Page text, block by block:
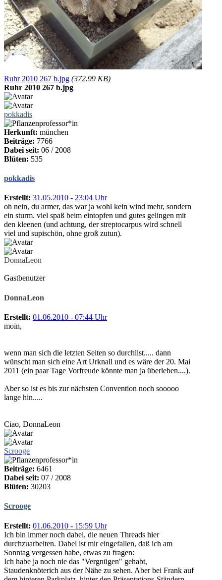
Ruhr 2010 267 b.jpg (372.99 KB)
Ruhr 2010 267 b.jpg
pokkadis
Herkunft: münchen
Beiträge: 7766
Dabei seit: 06 / 2008
Blüten: 535
pokkadis
Erstellt: 31.05.2010 - 23:04 Uhr
oh nein, du armer, das war ja wohl kein wind mehr, sondern
ein sturm. viel spaß beim eintopfen und gutes gelingen mit
den kleenen (und achtung, der streptocarpus wird schnell
viel und supischön, ohne groß zutun).
DonnaLeon
Gastbenutzer
DonnaLeon
Erstellt: 01.06.2010 - 07:44 Uhr
moin,
wenn man sich die letzten Seiten so durchlist..... dann
wünscht man sich eine Art Urknall und es wäre der 20. Mai
2011 (ein paar Tage Vorfreude könnte man ja überleben....).
Aber so ist es bis zur nächsten Convention noch sooooo
lange hin.....
Ciao, DonnaLeon
Scrooge
Beiträge: 6461
Dabei seit: 07 / 2008
Blüten: 30203
Scrooge
Erstellt: 01.06.2010 - 15:59 Uhr
Ich bin immer noch dabei, die neuen Threads hier
durchzuarbeiten. Dabei ist mir eingefallen, daß ich am
Sonntag vergessen habe, etwas zu fragen:
Ich habe ja noch nie das "Vergnügen" gehabt,
Staudenknöterich aus der Nähe zu sehen. Aber bei Frank auf